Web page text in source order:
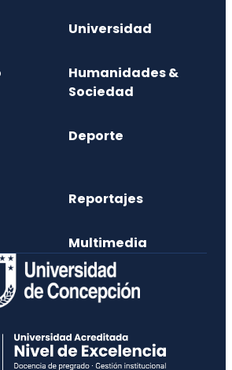
Universidad
Humanidades &
Sociedad
Deporte
Reportajes
Multimedia